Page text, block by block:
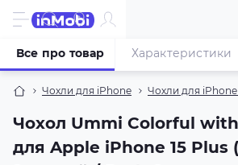
Чохли для iPhone Чохли для iPhone
Чохол Ummi Colorful
для Apple iPhone 15 Plus
Все про товар Характеристики